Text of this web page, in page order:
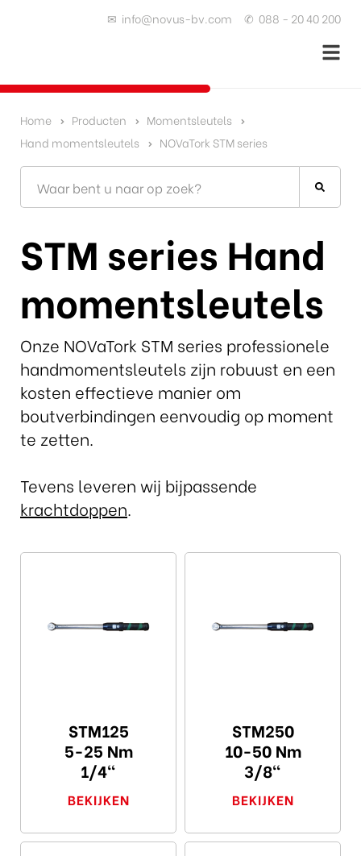
✉ info@novus-bv.com ✆ 088 - 20 40 200
Home Producten
Momentsleutels
Hand momentsleutels
NOVaTork STM series
STM series Hand
momentsleutels
Onze NOVaTork STM series professionele
handmomentsleutels zijn robuust en een
kosten effectieve manier om
boutverbindingen eenvoudig op moment
te zetten.
Tevens leveren wij bijpassende
krachtdoppen.
STM125
5-25 Nm
1/4"
BEKIJKEN
STM250
10-50 Nm
3/8"
BEKIJKEN